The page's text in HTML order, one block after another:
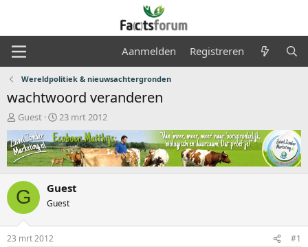
Aanmelden Registreren
Wereldpolitiek & nieuwsachtergronden
wachtwoord veranderen
O
n
d
e
r
w
e
r
p
s
t
Guest
S
t
a
r
t
a
t
m
23 mrt 2012
G Guest
Guest
23 mrt 2012 #1